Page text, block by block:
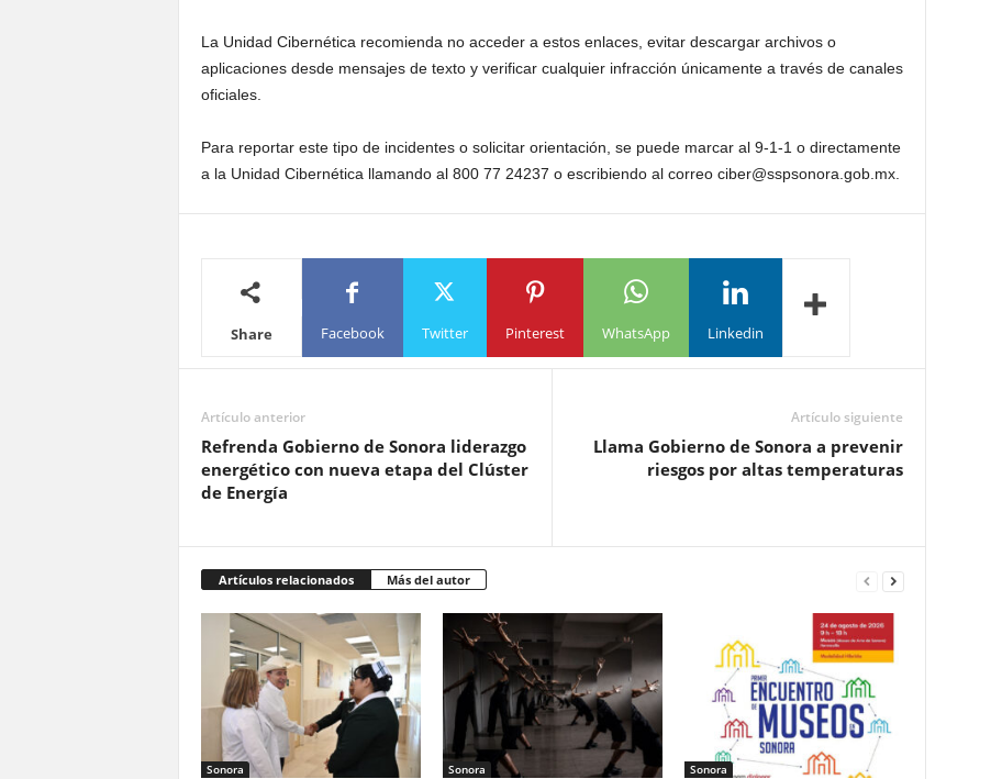
La Unidad Cibernética recomienda no acceder a estos enlaces, evitar descargar archivos o
aplicaciones desde mensajes de texto y verificar cualquier infracción únicamente a través de canales
oficiales.
Para reportar este tipo de incidentes o solicitar orientación, se puede marcar al 9-1-1 o directamente
a la Unidad Cibernética llamando al 800 77 24237 o escribiendo al correo ciber@sspsonora.gob.mx.
Share Facebook Twitter Pinterest WhatsApp Linkedin
Artículo anterior
Refrenda Gobierno de Sonora liderazgo
energético con nueva etapa del Clúster
de Energía
Artículo siguiente
Llama Gobierno de Sonora a prevenir
riesgos por altas temperaturas
Artículos relacionados Más del autor
Sonora Sonora Sonora